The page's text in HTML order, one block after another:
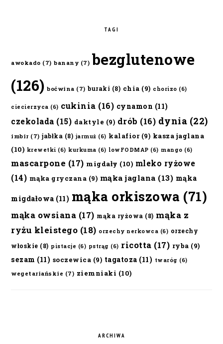
TAGI
awokado (7) banany (7) bezglutenowe
(126) boćwina (7) buraki (8) chia (9) chorizo (6)
ciecierzyca (6) cukinia (16) cynamon (11)
czekolada (15) daktyle (9) drób (16) dynia (22)
imbir (7) jabłka (8) jarmuż (6) kalafior(9) kasza jaglana
(10) krewetki (6) kurkuma (6) lowFODMAP (6) mango (6)
mascarpone (17) migdały (10) mleko ryżowe
(14) mąka gryczana (9) mąka jaglana (13) mąka
migdałowa (11) mąka orkiszowa (71)
mąka owsiana (17) mąka ryżowa (8) mąka z
ryżu kleistego (18) orzechy nerkowca (6) orzechy
włoskie (8) pistacje (6) pstrąg (6) ricotta (17) ryba (9)
sezam (11) soczewica (9) tagatoza (11) twaróg (6)
wegetariańskie (7) ziemniaki (10)
ARCHIWA